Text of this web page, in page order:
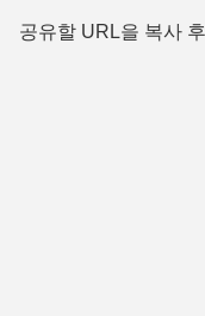
공유할 URL을 복사